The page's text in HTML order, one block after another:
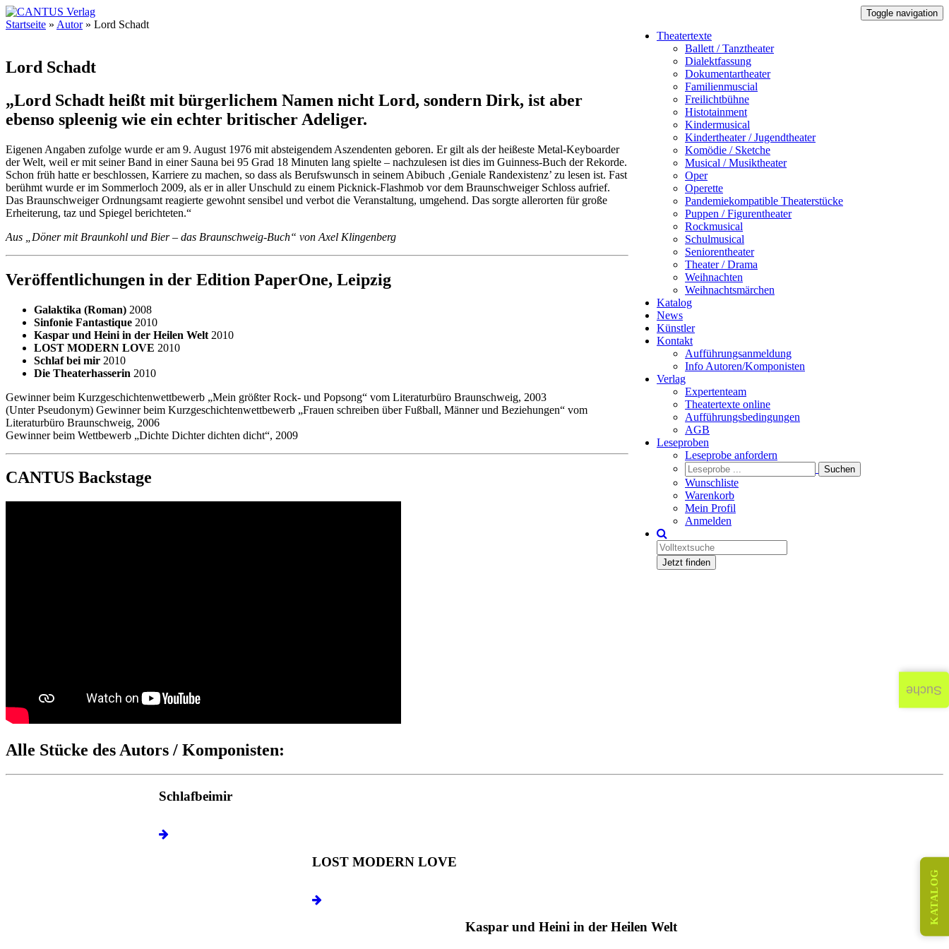
Toggle navigation
Theatertexte
Ballett / Tanztheater
Dialektfassung
Dokumentartheater
Familienmuscial
Freilichtbühne
Histotainment
Kindermusical
Kindertheater / Jugendtheater
Komödie / Sketche
Musical / Musiktheater
Oper
Operette
Pandemiekompatible Theaterstücke
Puppen / Figurentheater
Rockmusical
Schulmusical
Seniorentheater
Theater / Drama
Weihnachten
Weihnachtsmärchen
Katalog
News
Künstler
Kontakt
Aufführungsanmeldung
Info Autoren/Komponisten
Verlag
Expertenteam
Theatertexte online
Aufführungsbedingungen
AGB
Leseproben
Leseprobe anfordern
Wunschliste
Warenkorb
Mein Profil
Anmelden
Jetzt finden
Startseite » Autor» Lord Schadt
Lord Schadt
„Lord Schadt heißt mit bürgerlichem Namen nicht Lord, sondern Dirk, ist aber
ebenso spleenig wie ein echter britischer Adeliger.
Eigenen Angaben zufolge wurde er am 9. August 1976 mit absteigendem Aszendenten geboren. Er gilt als der heißeste Metal-Keyboarder
der Welt, weil er mit seiner Band in einer Sauna bei 95 Grad 18 Minuten lang spielte – nachzulesen ist dies im Guinness-Buch der Rekorde.
Schon früh hatte er beschlossen, Karriere zu machen, so dass als Berufswunsch in seinem Abibuch ‚Geniale Randexistenz’ zu lesen ist. Fast
berühmt wurde er im Sommerloch 2009, als er in aller Unschuld zu einem Picknick-Flashmob vor dem Braunschweiger Schloss aufrief.
Das Braunschweiger Ordnungsamt reagierte gewohnt sensibel und verbot die Veranstaltung, umgehend. Das sorgte allerorten für große
Erheiterung, taz und Spiegel berichteten.“
Aus „Döner mit Braunkohl und Bier – das Braunschweig-Buch“ von Axel Klingenberg
Veröffentlichungen in der Edition PaperOne, Leipzig
Galaktika (Roman) 2008
Sinfonie Fantastique 2010
Kaspar und Heini in der Heilen Welt 2010
LOST MODERN LOVE 2010
Schlaf bei mir 2010
Die Theaterhasserin 2010
Gewinner beim Kurzgeschichtenwettbewerb „Mein größter Rock- und Popsong“ vom Literaturbüro Braunschweig, 2003
(Unter Pseudonym) Gewinner beim Kurzgeschichtenwettbewerb „Frauen schreiben über Fußball, Männer und Beziehungen“ vom
Literaturbüro Braunschweig, 2006
Gewinner beim Wettbewerb „Dichte Dichter dichten dicht“, 2009
CANTUS Backstage
Alle Stücke des Autors / Komponisten:
Schlafbeimir
LOST MODERN LOVE
Kaspar und Heini in der Heilen Welt
KATALOG
Suche